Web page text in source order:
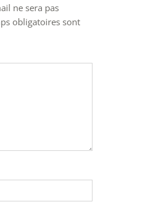
ne sera pas
obligatoires sont